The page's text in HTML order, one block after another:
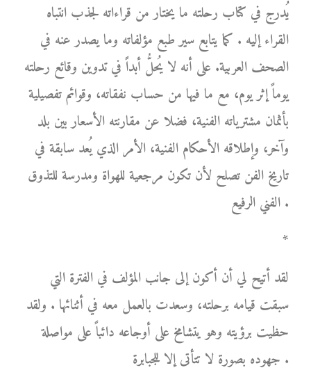
يُدرج في كتاب رحلته ما يختار من قراءاته لجذب انتباه
القراء إليه . كما يتابع سير طبع مؤلفاته وما يصدر عنه في
الصحف العربية. على أنه لا يُحلُّ أبداً في تدوين وقائع رحلته
يوماً إثر يوم، مع ما فيها من حساب نفقاته، وقوائم تفصيلية
بأثمان مشترياته الفنية، فضلا عن مقارنته الأسعار بين بلد
وآخر، وإطلاقه الأحكام الفنية، الأمر الذي يُعد سابقة في
تاريخ الفن تصلح لأن تكون مرجعية للهواة ومدرسة للتذوق
الفني الرفيع .
*
لقد أتيح لي أن أكون إلى جانب المؤلف في الفترة التي
سبقت قيامه برحلته، وسعدت بالعمل معه في أثنائها . ولقد
حظيت برؤيته وهو يتشامخ على أوجاعه دائباً على مواصلة
جهوده بصورة لا تتأتى إلا للجبابرة .